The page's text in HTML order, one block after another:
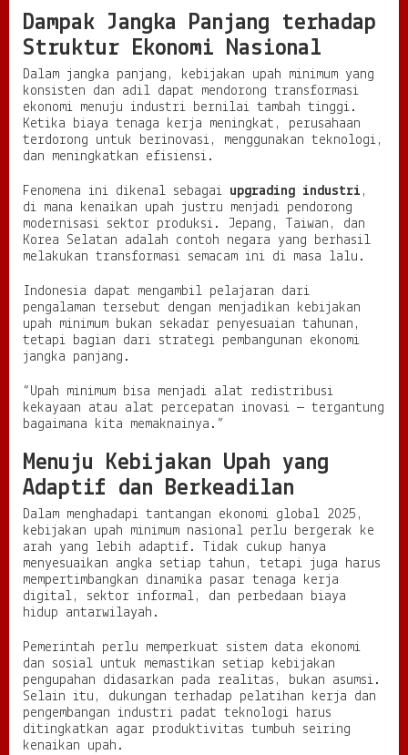
Dampak Jangka Panjang terhadap
Struktur Ekonomi Nasional
Dalam jangka panjang, kebijakan upah minimum yang
konsisten dan adil dapat mendorong transformasi
ekonomi menuju industri bernilai tambah tinggi.
Ketika biaya tenaga kerja meningkat, perusahaan
terdorong untuk berinovasi, menggunakan teknologi,
dan meningkatkan efisiensi.
Fenomena ini dikenal sebagai upgrading industri ,
di mana kenaikan upah justru menjadi pendorong
modernisasi sektor produksi. Jepang, Taiwan, dan
Korea Selatan adalah contoh negara yang berhasil
melakukan transformasi semacam ini di masa lalu.
Indonesia dapat mengambil pelajaran dari
pengalaman tersebut dengan menjadikan kebijakan
upah minimum bukan sekadar penyesuaian tahunan,
tetapi bagian dari strategi pembangunan ekonomi
jangka panjang.
“Upah minimum bisa menjadi alat redistribusi
kekayaan atau alat percepatan inovasi — tergantung
bagaimana kita memaknainya.”
Menuju Kebijakan Upah yang
Adaptif dan Berkeadilan
Dalam menghadapi tantangan ekonomi global 2025,
kebijakan upah minimum nasional perlu bergerak ke
arah yang lebih adaptif. Tidak cukup hanya
menyesuaikan angka setiap tahun, tetapi juga harus
mempertimbangkan dinamika pasar tenaga kerja
digital, sektor informal, dan perbedaan biaya
hidup antarwilayah.
Pemerintah perlu memperkuat sistem data ekonomi
dan sosial untuk memastikan setiap kebijakan
pengupahan didasarkan pada realitas, bukan asumsi.
Selain itu, dukungan terhadap pelatihan kerja dan
pengembangan industri padat teknologi harus
ditingkatkan agar produktivitas tumbuh seiring
kenaikan upah.